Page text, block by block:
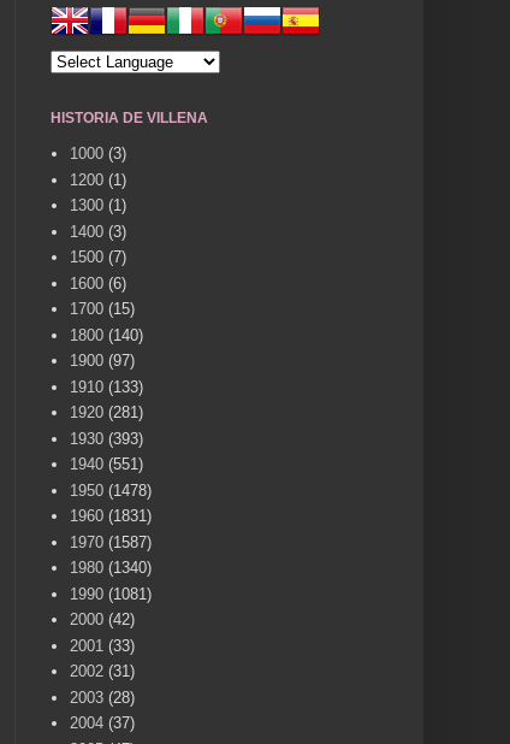
HISTORIA DE VILLENA
1000 (3)
1200 (1)
1300 (1)
1400 (3)
1500 (7)
1600 (6)
1700 (15)
1800 (140)
1900 (97)
1910 (133)
1920 (281)
1930 (393)
1940 (551)
1950 (1478)
1960 (1831)
1970 (1587)
1980 (1340)
1990 (1081)
2000 (42)
2001 (33)
2002 (31)
2003 (28)
2004 (37)